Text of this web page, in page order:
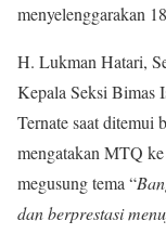
menyelenggarakan
H. Lukman Hatari,
Kepala Seksi Bimas
Ternate saat ditemui
mengatakan MTQ
megusung tema “
dan berprestasi